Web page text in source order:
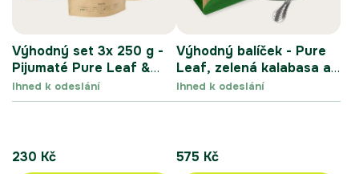
k
t
ů
Výhodný set 3x 250 g -
Pijumaté Pure Leaf &
Twiggy Leaf & Dusty
Leaf
Ihned k odeslání
230 Kč
Výhodný balíček - Pure
Leaf, zelená kalabasa a
bombilla
Ihned k odeslání
575 Kč